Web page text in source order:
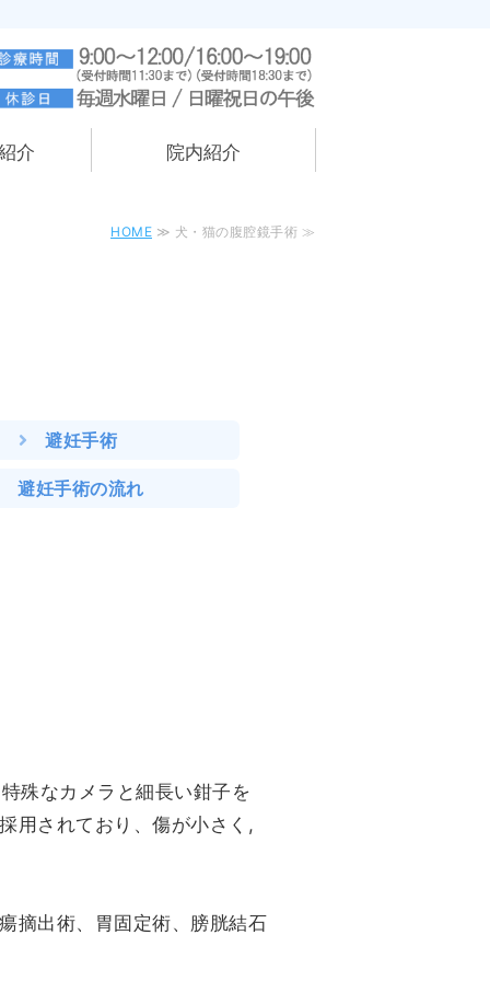
遠田郡涌谷町
介 院内紹介
HOME ≫ 犬・猫の腹腔鏡手術 ≫
避妊手術
避妊手術の流れ
殊なカメラと細長い鉗子を
用されており、傷が小さく,
摘出術、胃固定術、膀胱結石